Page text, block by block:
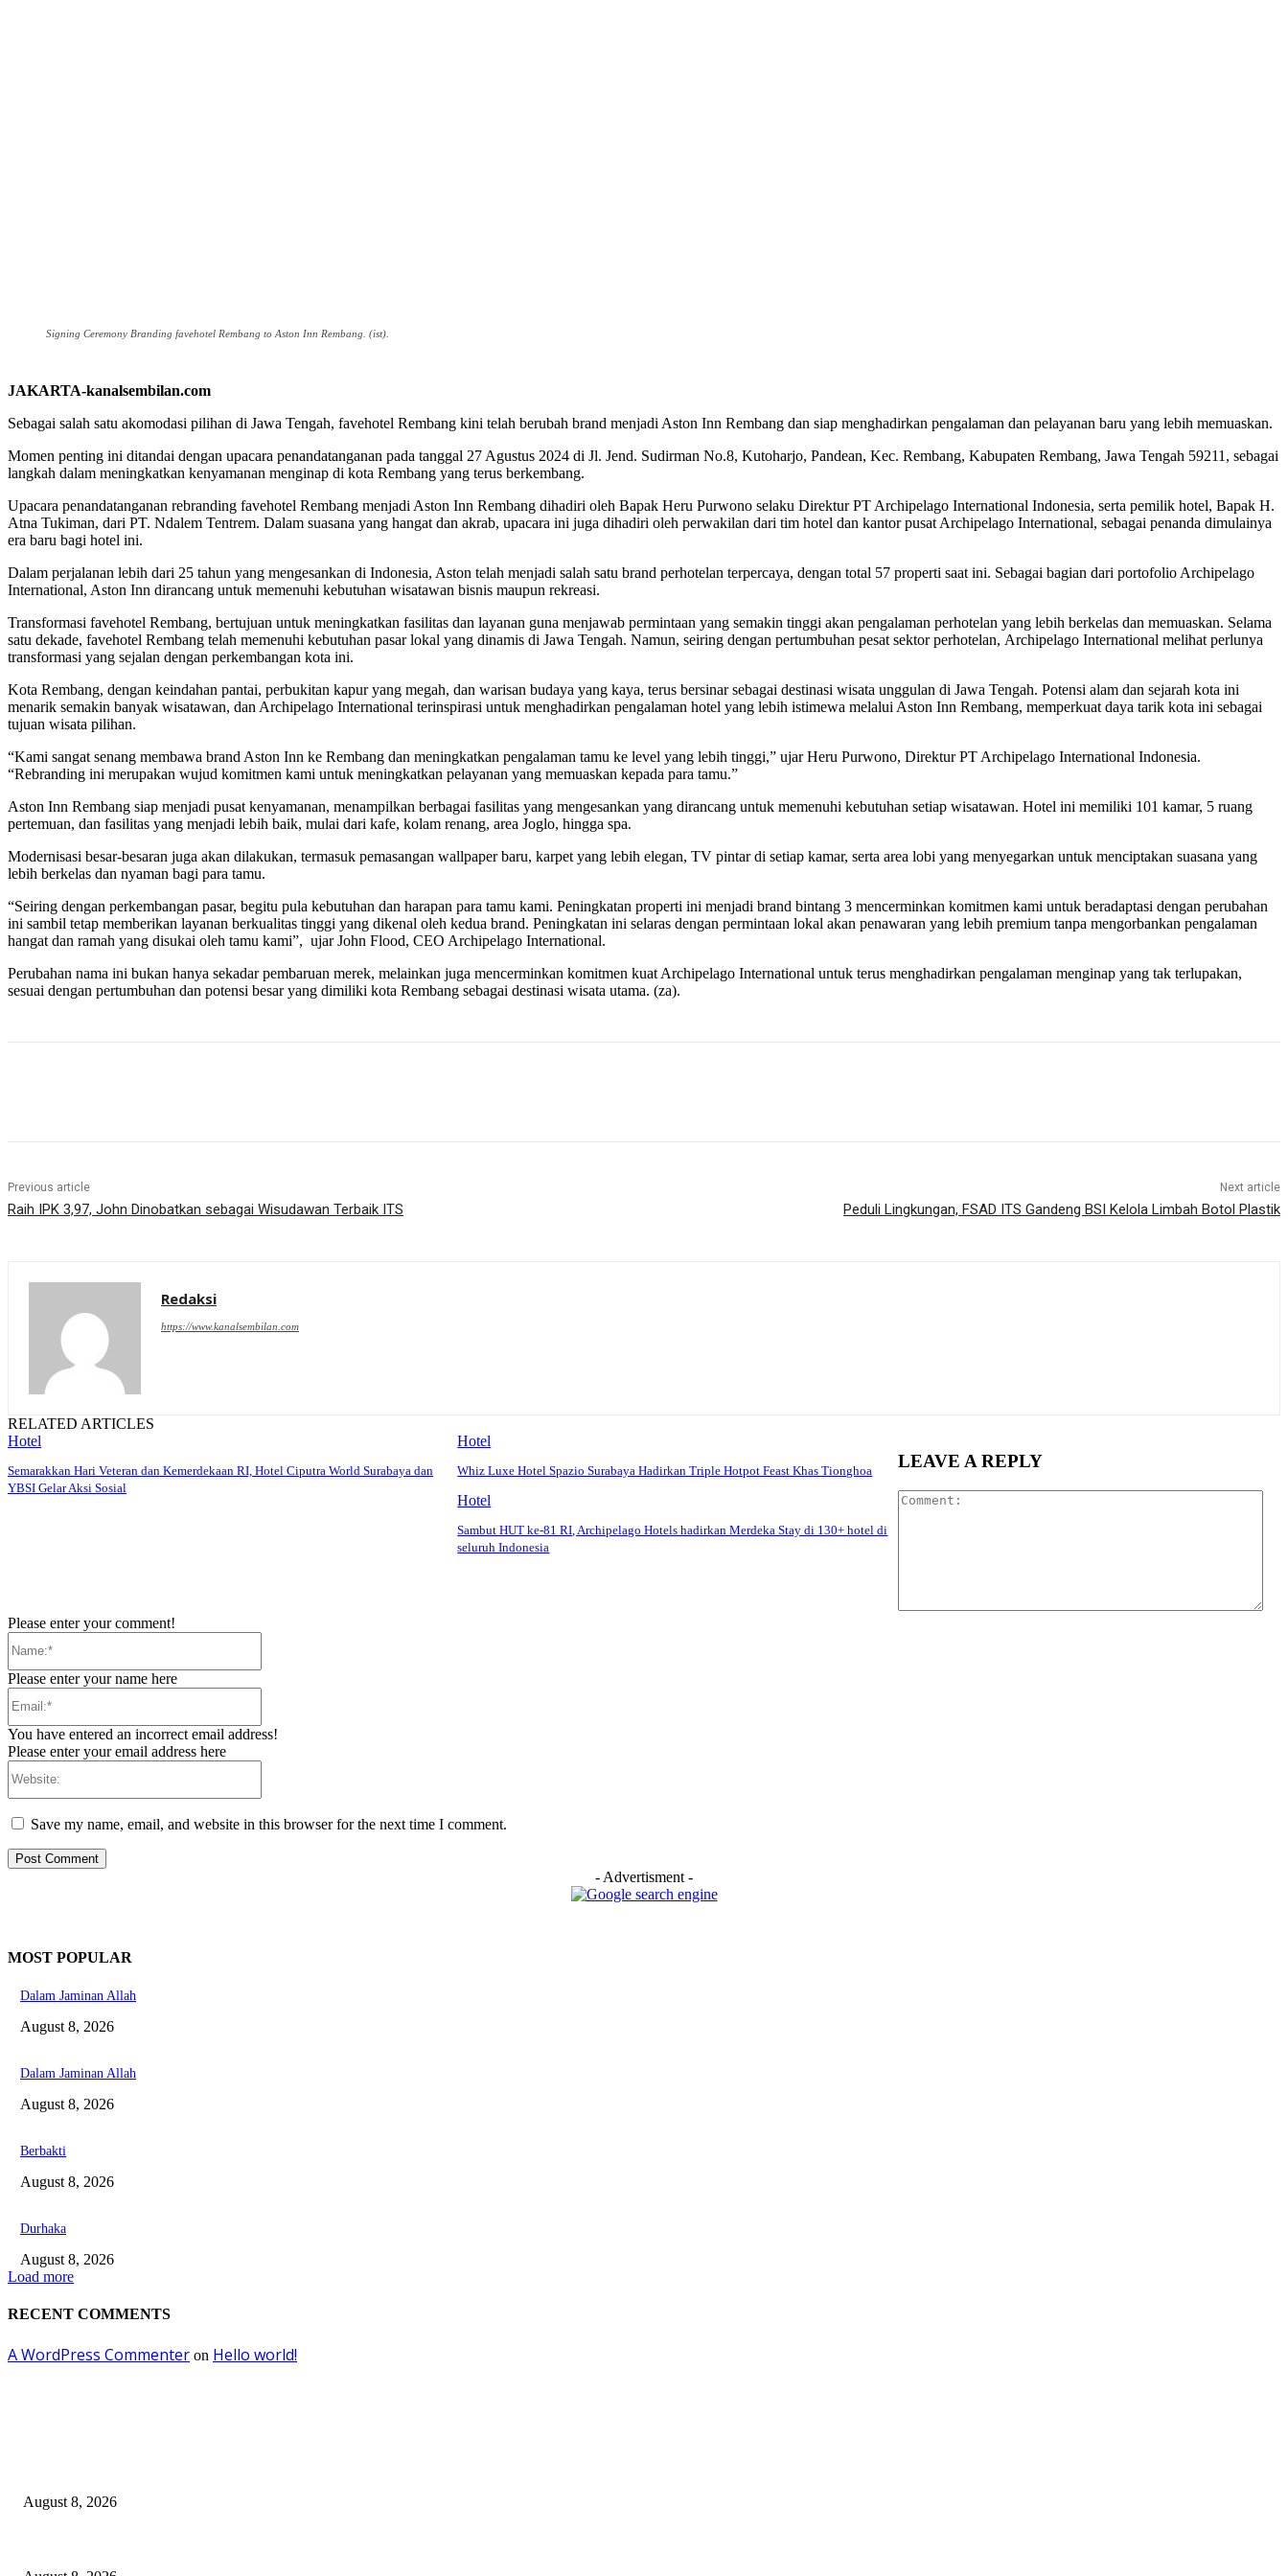
Signing Ceremony Branding favehotel Rembang to Aston Inn Rembang. (ist).
JAKARTA-kanalsembilan.com
Sebagai salah satu akomodasi pilihan di Jawa Tengah, favehotel Rembang kini telah berubah brand menjadi Aston Inn Rembang dan siap menghadirkan pengalaman dan pelayanan baru yang lebih memuaskan.
Momen penting ini ditandai dengan upacara penandatanganan pada tanggal 27 Agustus 2024 di Jl. Jend. Sudirman No.8, Kutoharjo, Pandean, Kec. Rembang, Kabupaten Rembang, Jawa Tengah 59211, sebagai
langkah dalam meningkatkan kenyamanan menginap di kota Rembang yang terus berkembang.
Upacara penandatanganan rebranding favehotel Rembang menjadi Aston Inn Rembang dihadiri oleh Bapak Heru Purwono selaku Direktur PT Archipelago International Indonesia, serta pemilik hotel, Bapak H.
Atna Tukiman, dari PT. Ndalem Tentrem. Dalam suasana yang hangat dan akrab, upacara ini juga dihadiri oleh perwakilan dari tim hotel dan kantor pusat Archipelago International, sebagai penanda dimulainya
era baru bagi hotel ini.
Dalam perjalanan lebih dari 25 tahun yang mengesankan di Indonesia, Aston telah menjadi salah satu brand perhotelan terpercaya, dengan total 57 properti saat ini. Sebagai bagian dari portofolio Archipelago
International, Aston Inn dirancang untuk memenuhi kebutuhan wisatawan bisnis maupun rekreasi.
Transformasi favehotel Rembang, bertujuan untuk meningkatkan fasilitas dan layanan guna menjawab permintaan yang semakin tinggi akan pengalaman perhotelan yang lebih berkelas dan memuaskan. Selama
satu dekade, favehotel Rembang telah memenuhi kebutuhan pasar lokal yang dinamis di Jawa Tengah. Namun, seiring dengan pertumbuhan pesat sektor perhotelan, Archipelago International melihat perlunya
transformasi yang sejalan dengan perkembangan kota ini.
Kota Rembang, dengan keindahan pantai, perbukitan kapur yang megah, dan warisan budaya yang kaya, terus bersinar sebagai destinasi wisata unggulan di Jawa Tengah. Potensi alam dan sejarah kota ini
menarik semakin banyak wisatawan, dan Archipelago International terinspirasi untuk menghadirkan pengalaman hotel yang lebih istimewa melalui Aston Inn Rembang, memperkuat daya tarik kota ini sebagai
tujuan wisata pilihan.
“Kami sangat senang membawa brand Aston Inn ke Rembang dan meningkatkan pengalaman tamu ke level yang lebih tinggi,” ujar Heru Purwono, Direktur PT Archipelago International Indonesia.
“Rebranding ini merupakan wujud komitmen kami untuk meningkatkan pelayanan yang memuaskan kepada para tamu.”
Aston Inn Rembang siap menjadi pusat kenyamanan, menampilkan berbagai fasilitas yang mengesankan yang dirancang untuk memenuhi kebutuhan setiap wisatawan. Hotel ini memiliki 101 kamar, 5 ruang
pertemuan, dan fasilitas yang menjadi lebih baik, mulai dari kafe, kolam renang, area Joglo, hingga spa.
Modernisasi besar-besaran juga akan dilakukan, termasuk pemasangan wallpaper baru, karpet yang lebih elegan, TV pintar di setiap kamar, serta area lobi yang menyegarkan untuk menciptakan suasana yang
lebih berkelas dan nyaman bagi para tamu.
“Seiring dengan perkembangan pasar, begitu pula kebutuhan dan harapan para tamu kami. Peningkatan properti ini menjadi brand bintang 3 mencerminkan komitmen kami untuk beradaptasi dengan perubahan
ini sambil tetap memberikan layanan berkualitas tinggi yang dikenal oleh kedua brand. Peningkatan ini selaras dengan permintaan lokal akan penawaran yang lebih premium tanpa mengorbankan pengalaman
hangat dan ramah yang disukai oleh tamu kami”, ujar John Flood, CEO Archipelago International.
Perubahan nama ini bukan hanya sekadar pembaruan merek, melainkan juga mencerminkan komitmen kuat Archipelago International untuk terus menghadirkan pengalaman menginap yang tak terlupakan,
sesuai dengan pertumbuhan dan potensi besar yang dimiliki kota Rembang sebagai destinasi wisata utama. (za).
Previous article
Raih IPK 3,97, John Dinobatkan sebagai Wisudawan Terbaik ITS
Next article
Peduli Lingkungan, FSAD ITS Gandeng BSI Kelola Limbah Botol Plastik
Redaksi
https://www.kanalsembilan.com
RELATED ARTICLES
Hotel
Semarakkan Hari Veteran dan Kemerdekaan RI, Hotel Ciputra World Surabaya dan
YBSI Gelar Aksi Sosial
Hotel
Whiz Luxe Hotel Spazio Surabaya Hadirkan Triple Hotpot Feast Khas Tionghoa
Hotel
Sambut HUT ke-81 RI, Archipelago Hotels hadirkan Merdeka Stay di 130+ hotel di
seluruh Indonesia
LEAVE A REPLY
Please enter your comment!
Please enter your name here
You have entered an incorrect email address!
Please enter your email address here
Save my name, email, and website in this browser for the next time I comment.
- Advertisment -
MOST POPULAR
Dalam Jaminan Allah
August 8, 2026
Dalam Jaminan Allah
August 8, 2026
Berbakti
August 8, 2026
Durhaka
August 8, 2026
Load more
RECENT COMMENTS
A WordPress Commenter on Hello world!
August 8, 2026